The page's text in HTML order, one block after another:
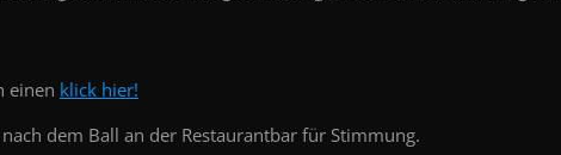
einen klick hier!
dem Ball an der Restaurantbar für Stimmung.